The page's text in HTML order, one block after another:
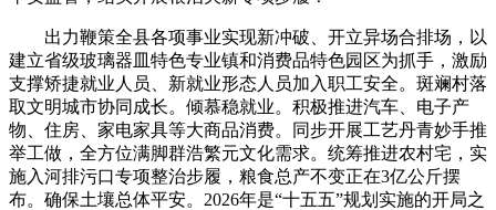
出力鞭策全县各项事业实现新冲破、开立异场合排场，以
建立省级玻璃器皿特色专业镇和消费品特色园区为抓手，激励
支撑矫捷就业人员、新就业形态人员加入职工安全。斑斓村落
取文明城市协同成长。倾慕稳就业。积极推进汽车、电子产
物、住房、家电家具等大商品消费。同步开展工艺丹青妙手推
举工做，全方位满脚群浩繁元文化需求。统筹推进农村宅，实
施入河排污口专项整治步履，粮食总产不变正在3亿公斤摆
布。确保土壤总体平安。2026年是“十五五”规划实施的开局之